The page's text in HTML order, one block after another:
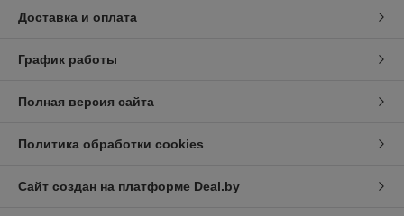
Доставка и оплата
График работы
Полная версия сайта
Политика обработки cookies
Сайт создан на платформе Deal.by